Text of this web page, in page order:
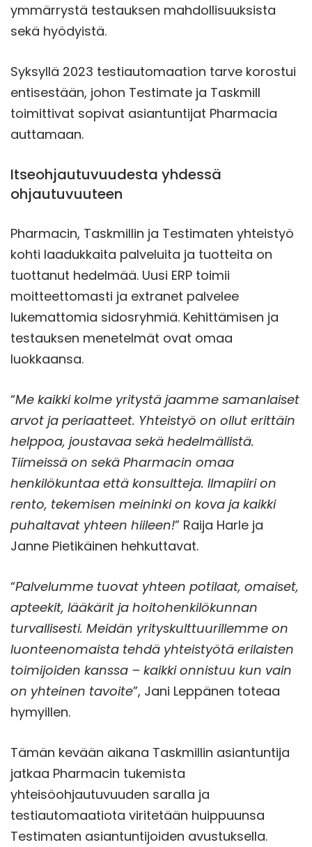
ymmärrystä testauksen mahdollisuuksista
sekä hyödyistä.
Syksyllä 2023 testiautomaation tarve korostui
entisestään, johon Testimate ja Taskmill
toimittivat sopivat asiantuntijat Pharmacia
auttamaan.
Itseohjautuvuudesta yhdessä
ohjautuvuuteen
Pharmacin, Taskmillin ja Testimaten yhteistyö
kohti laadukkaita palveluita ja tuotteita on
tuottanut hedelmää. Uusi ERP toimii
moitteettomasti ja extranet palvelee
lukemattomia sidosryhmiä. Kehittämisen ja
testauksen menetelmät ovat omaa
luokkaansa.
“Me kaikki kolme yritystä jaamme samanlaiset
arvot ja periaatteet. Yhteistyö on ollut erittäin
helppoa, joustavaa sekä hedelmällistä.
Tiimeissä on sekä Pharmacin omaa
henkilökuntaa että konsultteja. Ilmapiiri on
rento, tekemisen meininki on kova ja kaikki
puhaltavat yhteen hiileen!” Raija Harle ja
Janne Pietikäinen hehkuttavat.
“Palvelumme tuovat yhteen potilaat, omaiset,
apteekit, lääkärit ja hoitohenkilökunnan
turvallisesti. Meidän yrityskulttuurillemme on
luonteenomaista tehdä yhteistyötä erilaisten
toimijoiden kanssa – kaikki onnistuu kun vain
on yhteinen tavoite”, Jani Leppänen toteaa
hymyillen.
Tämän kevään aikana Taskmillin asiantuntija
jatkaa Pharmacin tukemista
yhteisöohjautuvuuden saralla ja
testiautomaatiota viritetään huippuunsa
Testimaten asiantuntijoiden avustuksella.